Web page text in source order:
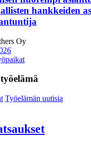
hankkeiden
Oy
Työelämän uutisia